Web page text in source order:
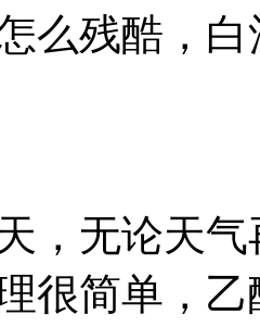
么残酷，
，无论天
很简单，